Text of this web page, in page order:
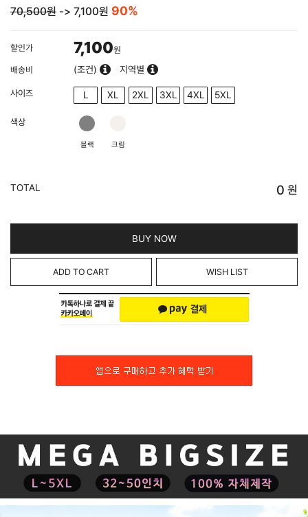
70,500원 -> 7,100원 90%
할인가 7,100원
배송비
(조건) 지역별
사이즈 L XL 2XL 3XL 4XL 5XL
색상
블랙 크림
TOTAL 0 원
BUY NOW
ADD TO CART WISH LIST